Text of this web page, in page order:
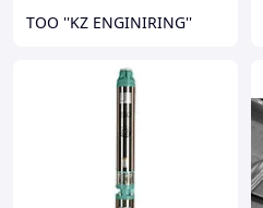
TOO ''KZ ENGINIRING''